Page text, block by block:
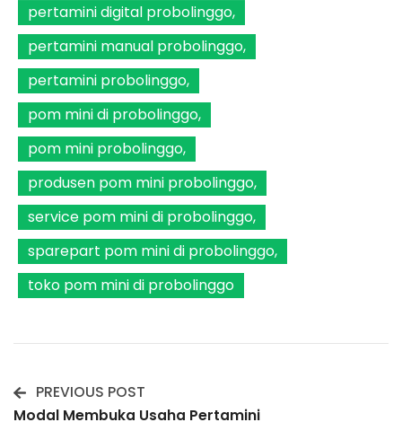
pertamini digital probolinggo
pertamini manual probolinggo
pertamini probolinggo
pom mini di probolinggo
pom mini probolinggo
produsen pom mini probolinggo
service pom mini di probolinggo
sparepart pom mini di probolinggo
toko pom mini di probolinggo
Post
PREVIOUS POST
Modal Membuka Usaha Pertamini